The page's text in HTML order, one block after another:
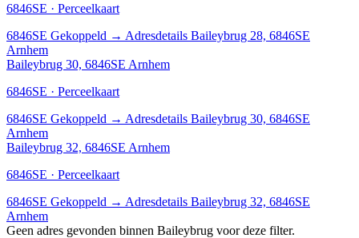
6846SE · Perceelkaart
6846SE Gekoppeld → Adresdetails Baileybrug 28, 6846SE
Arnhem
Baileybrug 30, 6846SE Arnhem
6846SE · Perceelkaart
6846SE Gekoppeld → Adresdetails Baileybrug 30, 6846SE
Arnhem
Baileybrug 32, 6846SE Arnhem
6846SE · Perceelkaart
6846SE Gekoppeld → Adresdetails Baileybrug 32, 6846SE
Arnhem
Geen adres gevonden binnen Baileybrug voor deze filter.